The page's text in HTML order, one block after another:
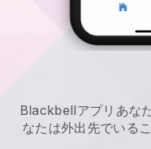
Blackbellアプリ あな
なたは外出先でいる